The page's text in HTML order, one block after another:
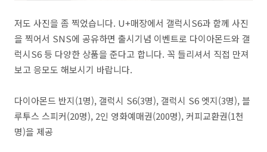
저도 사진을 좀 찍었습니다. U+매장에서 갤럭시S6과 함께 사진
을 찍어서 SNS에 공유하면 출시기념 이벤트로 다이아몬드와 갤
럭시S6 등 다양한 상품을 준다고 합니다. 꼭 들리셔서 직접 만져
보고 응모도 해보시기 바랍니다.
다이아몬드 반지(1명), 갤럭시 S6(3명), 갤럭시 S6 엣지(3명), 블
루투스 스피커(20명), 2인 영화예매권(200명), 커피교환권(1천
명)을 제공